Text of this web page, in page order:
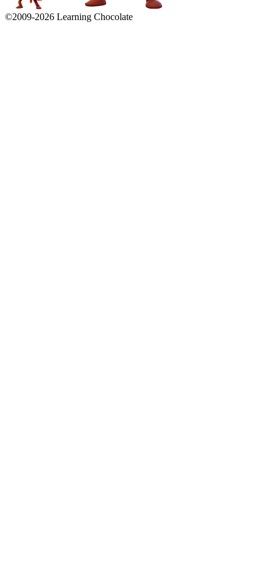
©2009-2026 Learning Chocolate